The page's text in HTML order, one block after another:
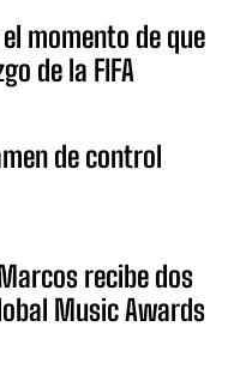
momento de que
de la FIFA
de control
recibe dos
Music Awards